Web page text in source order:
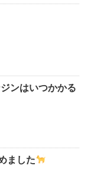
ンはいつかかる
ました